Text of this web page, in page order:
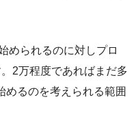
められるのに対しプロ
2万程度であればまだ多
めるのを考えられる範囲